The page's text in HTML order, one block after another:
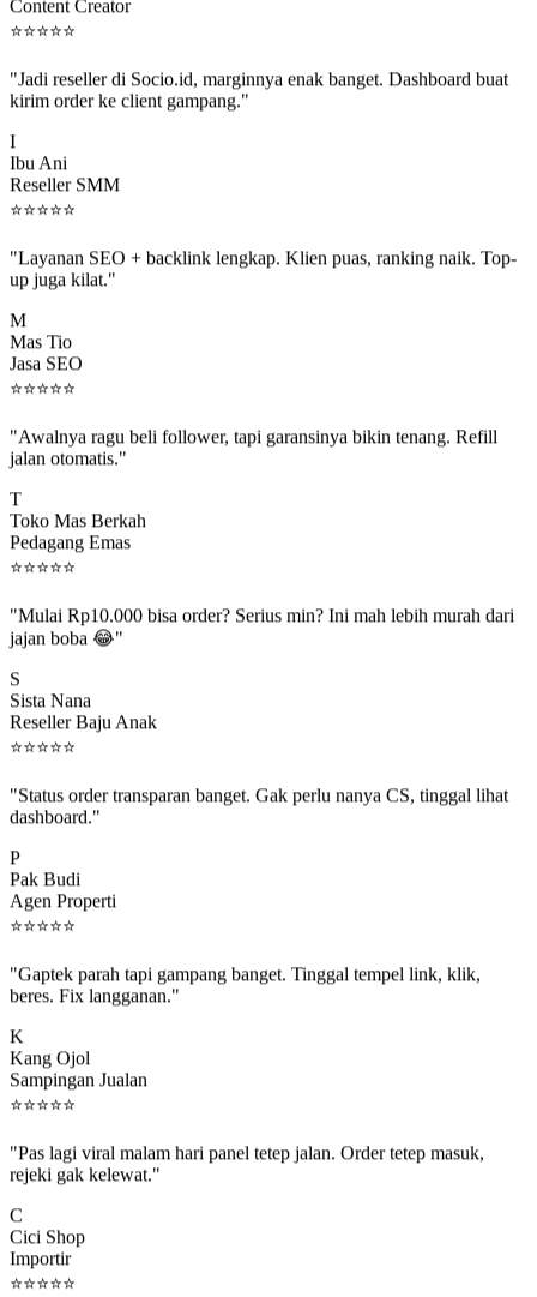
⭐⭐⭐⭐⭐
kirim order ke client gampang."
Ibu Ani
Reseller SMM
⭐⭐⭐⭐⭐
up juga kilat."
Mas Tio
Jasa SEO
⭐⭐⭐⭐⭐
jalan otomatis."
Toko Mas Berkah
Pedagang Emas
⭐⭐⭐⭐⭐
jajan boba 😂"
Sista Nana
Reseller Baju Anak
⭐⭐⭐⭐⭐
dashboard."
Pak Budi
Agen Properti
⭐⭐⭐⭐⭐
beres. Fix langganan."
Kang Ojol
Sampingan Jualan
⭐⭐⭐⭐⭐
rejeki gak kelewat."
Cici Shop
Importir
⭐⭐⭐⭐⭐